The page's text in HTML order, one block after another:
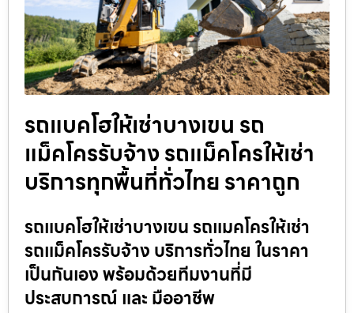
รถแบคโฮให้เช่าบางเขน รถ
แม็คโครรับจ้าง รถแม็คโครให้เช่า
บริการทุกพื้นที่ทั่วไทย ราคาถูก
รถแบคโฮให้เช่าบางเขน รถแมคโครให้เช่า
รถแม็คโครรับจ้าง บริการทั่วไทย ในราคา
เป็นกันเอง พร้อมด้วยทีมงานที่มี
ประสบการณ์ และ มืออาชีพ